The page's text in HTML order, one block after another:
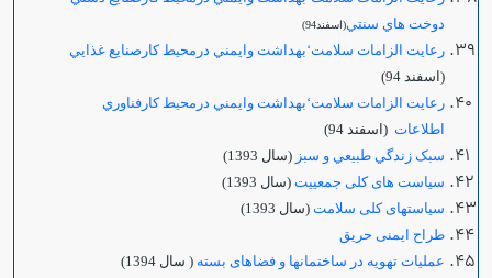
دوخت هاي سنتي(اسفند94)
رعايت الزامات سلامت‘بهداشت وايمني درمحيط كارصنايع غذايي
(اسفند 94)
رعايت الزامات سلامت‘بهداشت وايمني درمحيط كارفناوري
اطلاعات (اسفند 94)
سبک زندگي طبيعي و سبز (سال 1393)
سیاست های کلی جمعييت (سال 1393)
سیاستهای کلی سلامت (سال 1393)
طراح ایمنی حریق
عملیات تهویه در ساختمانها و فضاهای بسته ( سال 1394)